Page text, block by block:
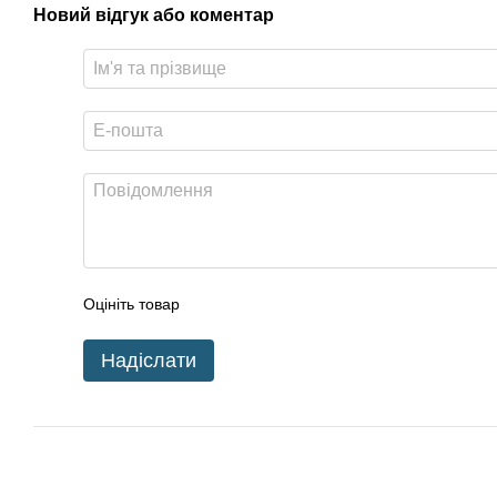
Новий відгук або коментар
Оцініть товар
Надіслати